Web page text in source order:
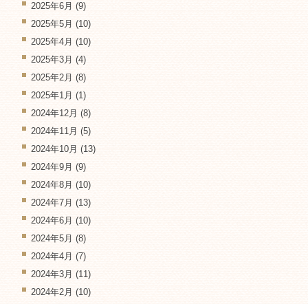
2025年6月 (9)
2025年5月 (10)
2025年4月 (10)
2025年3月 (4)
2025年2月 (8)
2025年1月 (1)
2024年12月 (8)
2024年11月 (5)
2024年10月 (13)
2024年9月 (9)
2024年8月 (10)
2024年7月 (13)
2024年6月 (10)
2024年5月 (8)
2024年4月 (7)
2024年3月 (11)
2024年2月 (10)